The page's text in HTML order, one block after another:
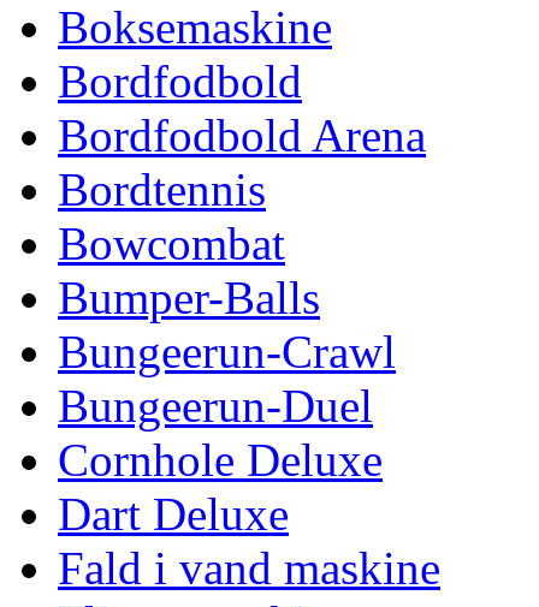
Boksemaskine
Bordfodbold
Bordfodbold Arena
Bordtennis
Bowcombat
Bumper-Balls
Bungeerun-Crawl
Bungeerun-Duel
Cornhole Deluxe
Dart Deluxe
Fald i vand maskine